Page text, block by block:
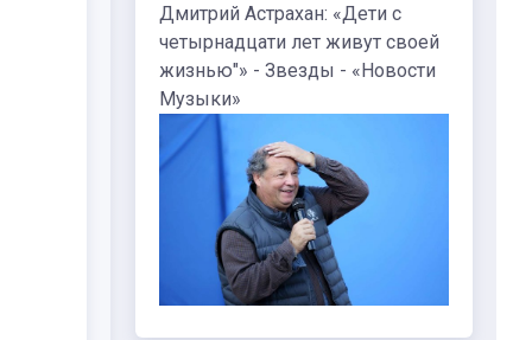
Дмитрий Астрахан: «Дети с
четырнадцати лет живут своей
жизнью"» - Звезды - «Новости
Музыки»